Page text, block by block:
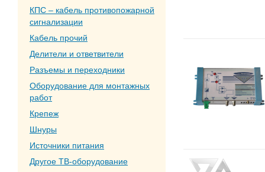
КПС – кабель противопожарной
сигнализации
Кабель прочий
Делители и ответвители
Разъемы и переходники
Оборудование для монтажных
работ
Крепеж
Шнуры
Источники питания
Другое ТВ-оборудование